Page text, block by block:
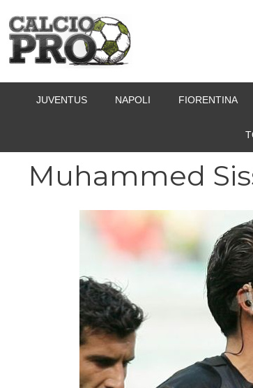
contenuto
JUVENTUS NAPOLI FIORENTINA
Muhammed